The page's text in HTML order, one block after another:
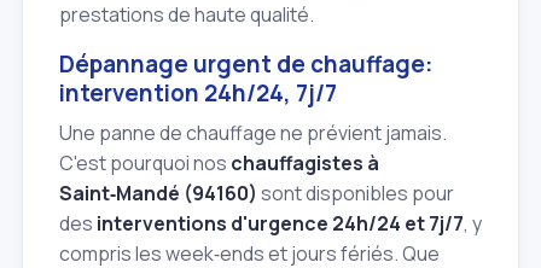
prestations de haute qualité.
Dépannage urgent de chauffage:
intervention 24h/24, 7j/7
Une panne de chauffage ne prévient jamais.
C'est pourquoi nos chauffagistes à
Saint‑Mandé (94160) sont disponibles pour
des interventions d'urgence 24h/24 et 7j/7, y
compris les week‑ends et jours fériés. Que